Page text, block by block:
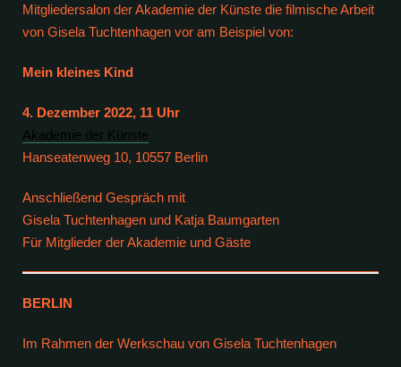
Mitgliedersalon der Akademie der Künste die filmische Arbeit
von Gisela Tuchtenhagen vor am Beispiel von:
Mein kleines Kind
4. Dezember 2022, 11 Uhr
Akademie der Künste
Hanseatenweg 10, 10557 Berlin
Anschließend Gespräch mit
Gisela Tuchtenhagen und Katja Baumgarten
Für Mitglieder der Akademie und Gäste
BERLIN
Im Rahmen der Werkschau von Gisela Tuchtenhagen